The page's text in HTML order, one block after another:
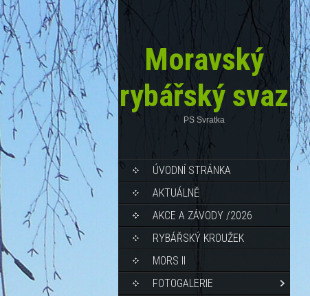
Moravský
rybářský svaz
PS Svratka
ÚVODNÍ STRÁNKA
AKTUÁLNĚ
AKCE A ZÁVODY /2026
RYBÁŘSKÝ KROUŽEK
MORS II
FOTOGALERIE